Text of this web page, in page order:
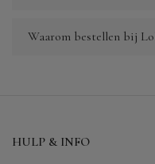
Waarom bestellen bij
HULP & INFO